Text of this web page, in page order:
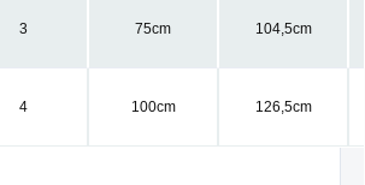
3 75cm 104,5cm
4 100cm 126,5cm